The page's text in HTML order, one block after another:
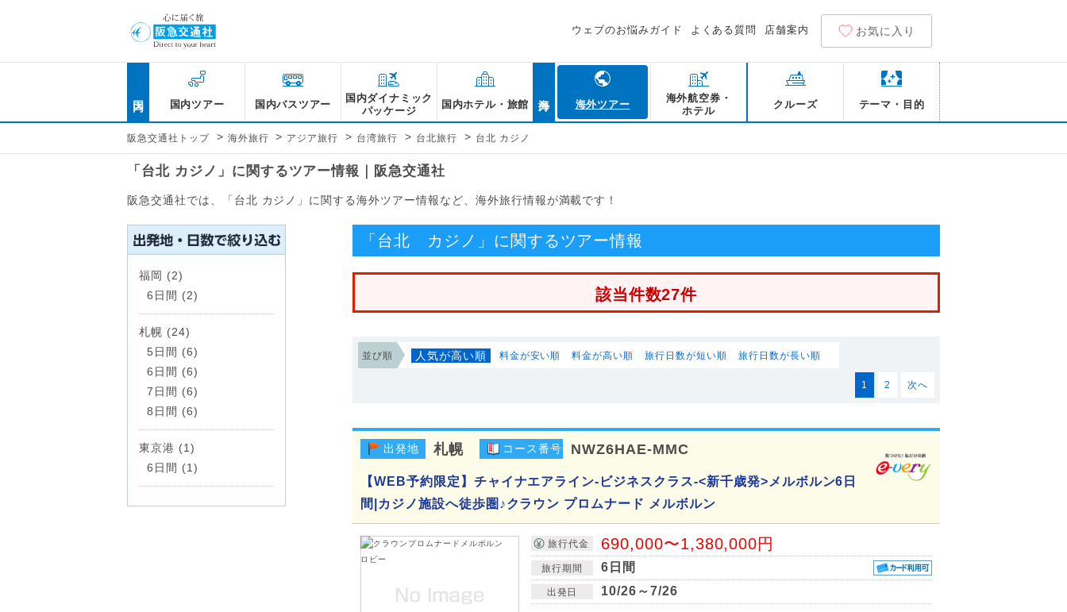
ウェブのお悩みガイド よくある質問 店舗案内 お気に入り
国内ツアー 国内バスツアー
国内ダイナミック
パッケージ
国内ホテル・旅館 海外ツアー
海外航空券・
ホテル
クルーズ テーマ・目的
阪急交通社トップ > 海外旅行 > アジア旅行 > 台湾旅行 > 台北旅行 > 台北 カジノ
「台北 カジノ」に関するツアー情報｜阪急交通社
阪急交通社では、「台北 カジノ」に関する海外ツアー情報など、海外旅行情報が満載です！
「台北 カジノ」に関するツアー情報
該当件数27件
並び順 人気が高い順 料金が安い順 料金が高い順 旅行日数が短い順 旅行日数が長い順
1 2 次へ
出発地 札幌 コース番号 NWZ6HAE-MMC
【WEB予約限定】チャイナエアライン-ビジネスクラス-<新千歳発>メルボルン6日
間|カジノ施設へ徒歩圏♪クラウン プロムナード メルボルン
旅行代金 690,000〜1,380,000円
旅行期間 6日間
出発日 10/26～7/26
福岡 (2)
6日間 (2)
札幌 (24)
5日間 (6)
6日間 (6)
7日間 (6)
8日間 (6)
東京港 (1)
6日間 (1)